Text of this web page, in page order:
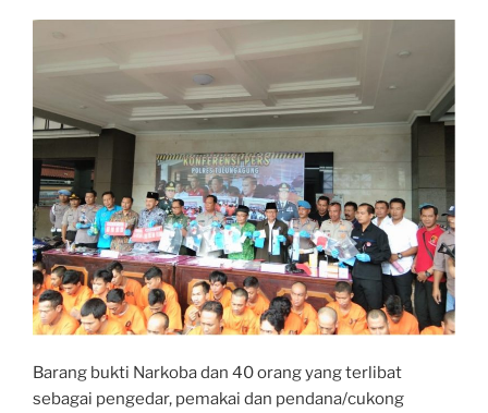
Barang bukti Narkoba dan 40 orang yang terlibat
sebagai pengedar, pemakai dan pendana/cukong